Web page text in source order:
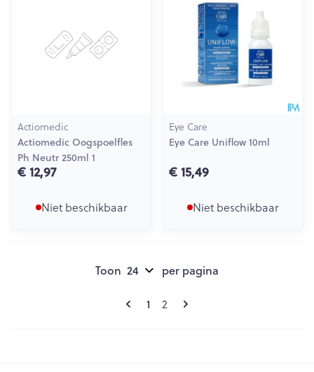
Actiomedic
Actiomedic Oogspoelfles
Ph Neutr 250ml 1
€ 12,97
Niet beschikbaar
Eye Care
Eye Care Uniflow 10ml
€ 15,49
Niet beschikbaar
Pagina's
U lees momenteel pagina
1 Pagina
2
Toon per pagina